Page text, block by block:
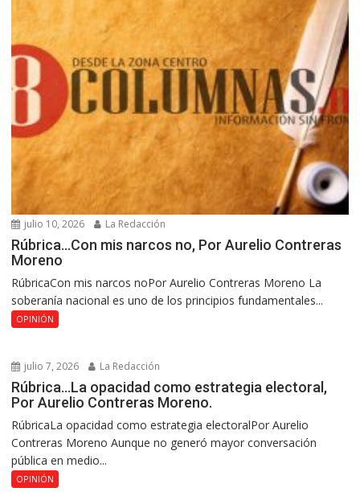
julio 10, 2026 La Redacción
Rúbrica…Con mis narcos no, Por Aurelio Contreras
Moreno
RúbricaCon mis narcos noPor Aurelio Contreras Moreno La
soberanía nacional es uno de los principios fundamentales...
OPINIÓN
julio 7, 2026 La Redacción
Rúbrica…La opacidad como estrategia electoral,
Por Aurelio Contreras Moreno.
RúbricaLa opacidad como estrategia electoralPor Aurelio
Contreras Moreno Aunque no generó mayor conversación
pública en medio...
OPINIÓN